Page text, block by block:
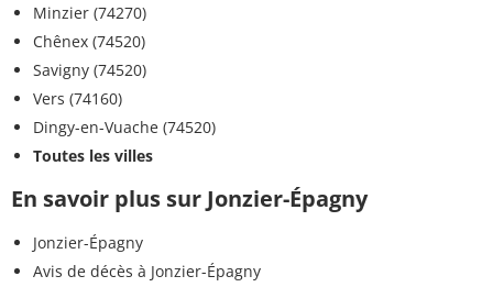
Minzier (74270)
Chênex (74520)
Savigny (74520)
Vers (74160)
Dingy-en-Vuache (74520)
Toutes les villes
En savoir plus sur Jonzier-Épagny
Jonzier-Épagny
Avis de décès à Jonzier-Épagny